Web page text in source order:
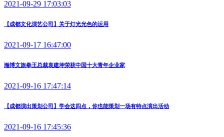
2021-09-29 17:03:03
【成都文化演艺公司】关于灯光光色的运用
2021-09-17 16:47:00
瀚博文旅拳王总裁袁建坤荣获中国十大青年企业家
2021-09-16 17:47:14
【成都演出策划公司】学会这四点，你也能策划一场有特点演出活动
2021-09-16 17:45:36